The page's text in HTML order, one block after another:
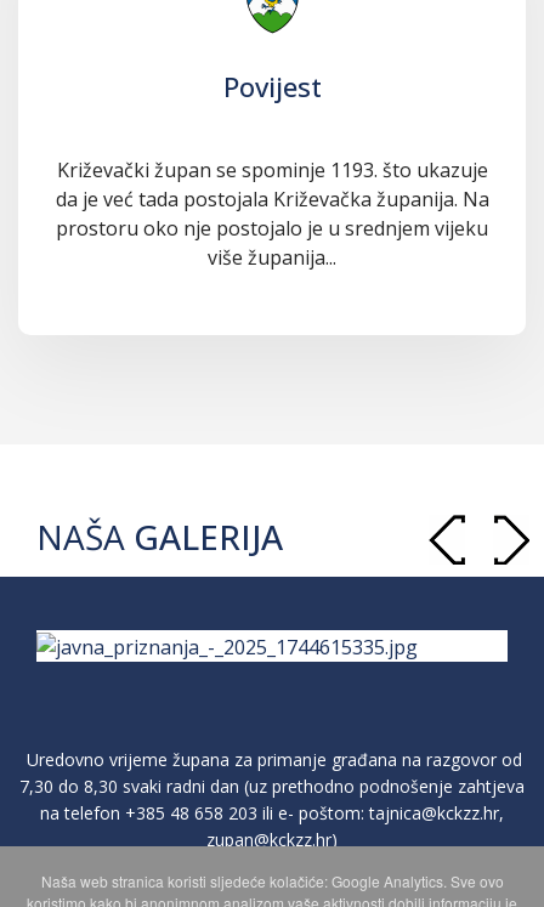
Povijest
Križevački župan se spominje 1193. što ukazuje
da je već tada postojala Križevačka županija. Na
prostoru oko nje postojalo je u srednjem vijeku
više županija...
NAŠA GALERIJA
Uredovno vrijeme župana za primanje građana na razgovor od
7,30 do 8,30 svaki radni dan (uz prethodno podnošenje zahtjeva
+385 48 658 203ili e- poštom:
Naša web stranica koristi sljedeće kolačiće: Google Analytics. Sve ovo
koristimo kako bi anonimnom analizom vaše aktivnosti dobili informaciju je